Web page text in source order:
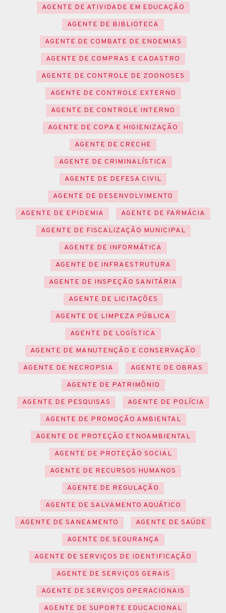
AGENTE DE ATIVIDADE EM EDUCAÇÃO
AGENTE DE BIBLIOTECA
AGENTE DE COMBATE DE ENDEMIAS
AGENTE DE COMPRAS E CADASTRO
AGENTE DE CONTROLE DE ZOONOSES
AGENTE DE CONTROLE EXTERNO
AGENTE DE CONTROLE INTERNO
AGENTE DE COPA E HIGIENIZAÇÃO
AGENTE DE CRECHE
AGENTE DE CRIMINALÍSTICA
AGENTE DE DEFESA CIVIL
AGENTE DE DESENVOLVIMENTO
AGENTE DE EPIDEMIA
AGENTE DE FARMÁCIA
AGENTE DE FISCALIZAÇÃO MUNICIPAL
AGENTE DE INFORMÁTICA
AGENTE DE INFRAESTRUTURA
AGENTE DE INSPEÇÃO SANITÁRIA
AGENTE DE LICITAÇÕES
AGENTE DE LIMPEZA PÚBLICA
AGENTE DE LOGÍSTICA
AGENTE DE MANUTENÇÃO E CONSERVAÇÃO
AGENTE DE NECROPSIA
AGENTE DE OBRAS
AGENTE DE PATRIMÔNIO
AGENTE DE PESQUISAS
AGENTE DE POLÍCIA
AGENTE DE PROMOÇÃO AMBIENTAL
AGENTE DE PROTEÇÃO ETNOAMBIENTAL
AGENTE DE PROTEÇÃO SOCIAL
AGENTE DE RECURSOS HUMANOS
AGENTE DE REGULAÇÃO
AGENTE DE SALVAMENTO AQUÁTICO
AGENTE DE SANEAMENTO
AGENTE DE SAÚDE
AGENTE DE SEGURANÇA
AGENTE DE SERVIÇOS DE IDENTIFICAÇÃO
AGENTE DE SERVIÇOS GERAIS
AGENTE DE SERVIÇOS OPERACIONAIS
AGENTE DE SUPORTE EDUCACIONAL